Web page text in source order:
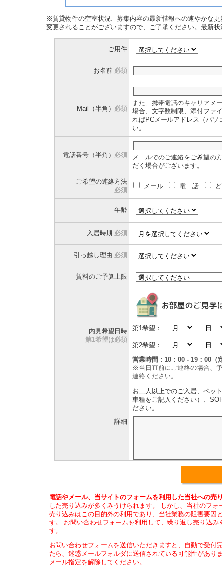
※賃貸物件の空室状況、募集内容の最新情報への速やかな
変更されることがございますので、ご了承ください。最新
ご用件
お名前 必須
Mail（半角） 必須
また、携帯電話のキャリアメ
場合、文字数制限、添付ファ
ればPCメールアドレス（パソ
い。
電話番号（半角） 必須
メールでのご連絡をご希望の
だく場合がございます。
ご希望の連絡方法
必須
メール 電 話
年齢
入居時期 必須
引っ越し理由 必須
賃料のご予算上限
内見希望日時
第1希望は必須
第1希望：
第2希望：
営業時間：10：00 - 19：00（
※当日直前にご連絡の場合、
連絡ください。
詳細
お二人以上でのご入居、ペッ
車種をご記入ください）、
ださい。
電話やメール、当サイトのフォームを利用した当社への売
した売り込みが多くみうけられます。 しかし、当社のフ
売り込みはこの目的外の利用であり、当社業務の阻害要因
す。 お問い合わせフォームを利用して、繰り返し売り込
す。
お問い合わせフォームを送信いただきますと、自動で受付
たら、迷惑メールフォルダに送信されている可能性があ
メール指定を解除してください。